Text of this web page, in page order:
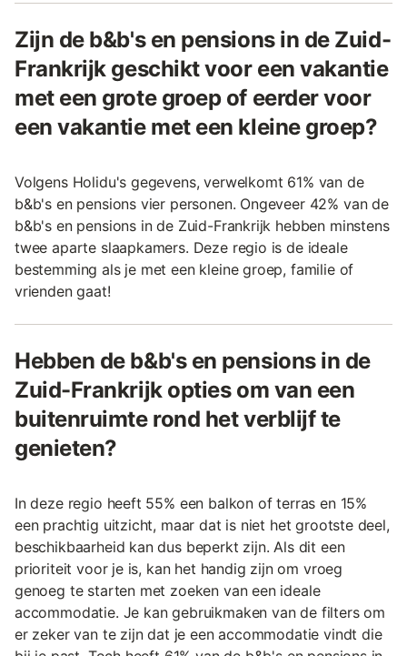
Zijn de b&b's en pensions in de Zuid-
Frankrijk geschikt voor een vakantie
met een grote groep of eerder voor
een vakantie met een kleine groep?
Volgens Holidu's gegevens, verwelkomt 61% van de
b&b's en pensions vier personen. Ongeveer 42% van de
b&b's en pensions in de Zuid-Frankrijk hebben minstens
twee aparte slaapkamers. Deze regio is de ideale
bestemming als je met een kleine groep, familie of
vrienden gaat!
Hebben de b&b's en pensions in de
Zuid-Frankrijk opties om van een
buitenruimte rond het verblijf te
genieten?
In deze regio heeft 55% een balkon of terras en 15%
een prachtig uitzicht, maar dat is niet het grootste deel,
beschikbaarheid kan dus beperkt zijn. Als dit een
prioriteit voor je is, kan het handig zijn om vroeg
genoeg te starten met zoeken van een ideale
accommodatie. Je kan gebruikmaken van de filters om
er zeker van te zijn dat je een accommodatie vindt die